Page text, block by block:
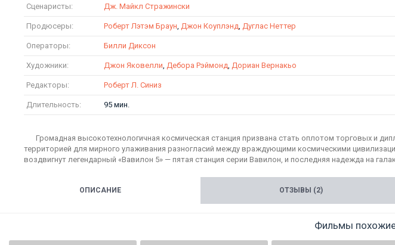
Сценаристы: Дж. Майкл Стражински
Продюсеры: Роберт Лэтэм Браун, Джон Коуплэнд, Дуглас Неттер
Операторы: Билли Диксон
Художники: Джон Яковелли, Дебора Рэймонд, Дориан Вернакьо
Редакторы: Роберт Л. Синиз
Длительность: 95 мин.
Громадная высокотехнологичная космическая станция призвана стать оплотом торговых и
территорией для мирного улаживания разногласий между враждующими космическими
воздвигнут легендарный «Вавилон 5» — пятая станция серии Вавилон, и последняя надежда на
ОПИСАНИЕ ОТЗЫВЫ (2)
Фильмы